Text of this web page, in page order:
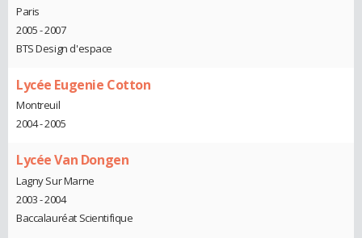
Paris
2005 - 2007
BTS Design d'espace
Lycée Eugenie Cotton
Montreuil
2004 - 2005
Lycée Van Dongen
Lagny Sur Marne
2003 - 2004
Baccalauréat Scientifique